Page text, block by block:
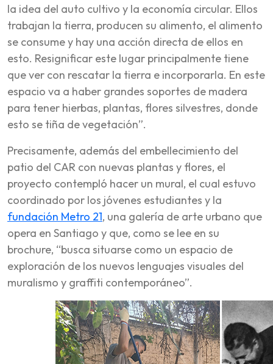
la idea del auto cultivo y la economía circular. Ellos
trabajan la tierra, producen su alimento, el alimento
se consume y hay una acción directa de ellos en
esto. Resignificar este lugar principalmente tiene
que ver con rescatar la tierra e incorporarla. En este
espacio va a haber grandes soportes de madera
para tener hierbas, plantas, flores silvestres, donde
esto se tiña de vegetación”.
Precisamente, además del embellecimiento del
patio del CAR con nuevas plantas y flores, el
proyecto contempló hacer un mural, el cual estuvo
coordinado por los jóvenes estudiantes y la
fundación Metro 21, una galería de arte urbano que
opera en Santiago y que, como se lee en su
brochure, “busca situarse como un espacio de
exploración de los nuevos lenguajes visuales del
muralismo y graffiti contemporáneo”.